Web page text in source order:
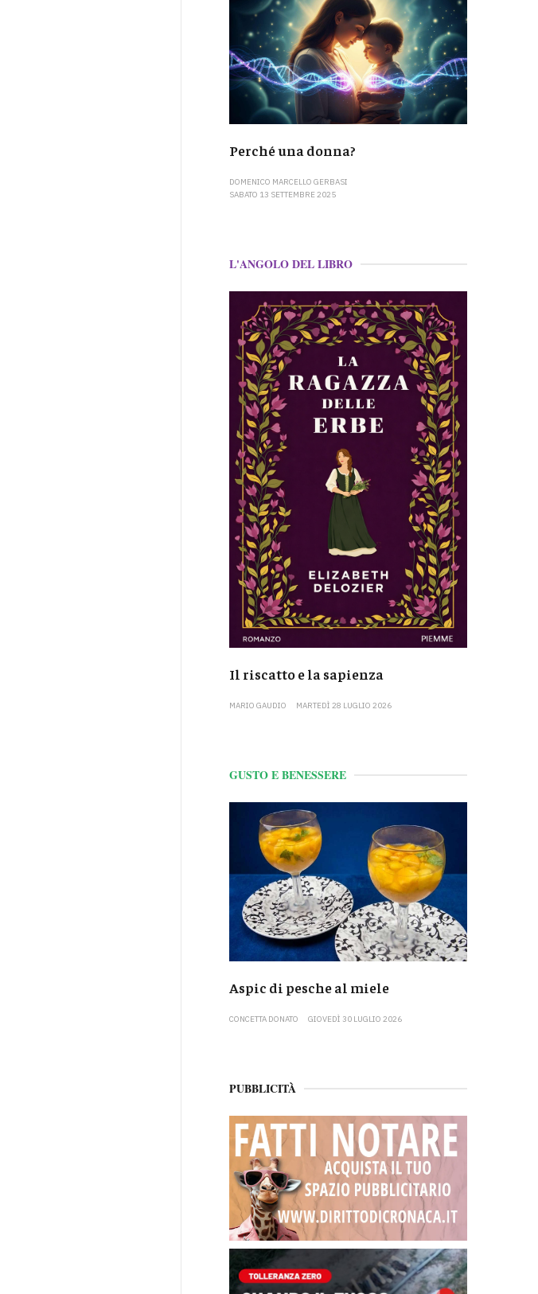
Perché una donna?
DOMENICO MARCELLO GERBASI
SABATO 13 SETTEMBRE 2025
L'ANGOLO DEL LIBRO
Il riscatto e la sapienza
MARIO GAUDIO MARTEDÌ 28 LUGLIO 2026
GUSTO E BENESSERE
Aspic di pesche al miele
CONCETTA DONATO GIOVEDÌ 30 LUGLIO 2026
PUBBLICITÀ